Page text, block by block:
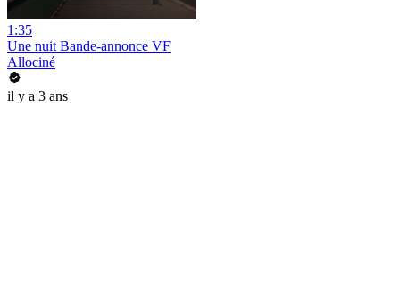
1:35
Une nuit Bande-annonce VF
Allociné
il y a 3 ans